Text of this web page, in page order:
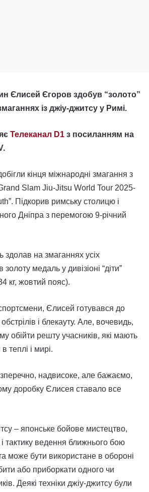
Єлисей Єгоров здобув “золото”
із джіу-джитсу у Римі.
Телеканал D1 з посиланням на
кінця міжнародні змагання з
Slam Jiu-Jitsu World Tour 2025-
Підкорив римську столицю і
Дніпра з перемогою 9-річний
на змаганнях усіх
золоту медаль у дивізіоні “діти”
кг, жовтий пояс).
спортсмени, Єлисей готувався до
і блекауту. Але, вочевидь,
обійти решту учасників, які мають
теплі і мирі.
надвисоке, але бажаємо,
доробку Єлисея ставало все
– японське бойове мистецтво,
і тактику ведення ближнього бою
може бути використане в обороні
або приборкати одного чи
Деякі техніки джіу-джитсу були